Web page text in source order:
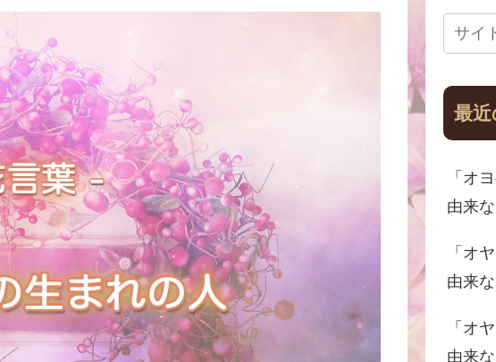
最
「オ
由来
「オ
由来
「オ
由来